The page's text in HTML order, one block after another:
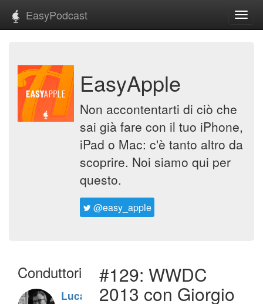
EasyPodcast
EasyApple
Non accontentarti di ciò che
sai già fare con il tuo iPhone,
iPad o Mac: c'è tanto altro da
scoprire. Noi siamo qui per
questo.
@easy_apple
Conduttori
Luca
#129: WWDC
2013 con Giorgio